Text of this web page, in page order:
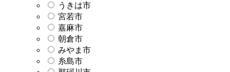
うきは市
宮若市
嘉麻市
朝倉市
みやま市
糸島市